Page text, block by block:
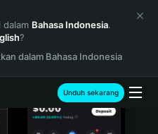
dalam Bahasa Indonesia.
?
dalam Bahasa Indonesia
Unduh sekarang